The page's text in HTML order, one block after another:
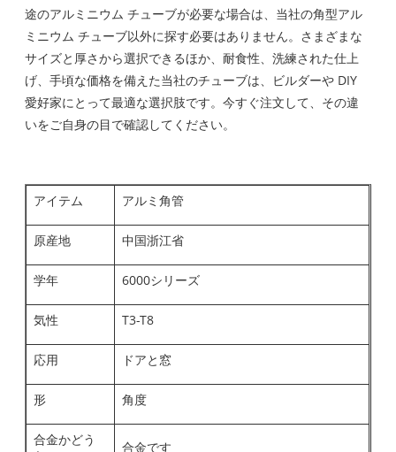
途のアルミニウム チューブが必要な場合は、当社の角型アル
ミニウム チューブ以外に探す必要はありません。さまざまな
サイズと厚さから選択できるほか、耐食性、洗練された仕上
げ、手頃な価格を備えた当社のチューブは、ビルダーや DIY
愛好家にとって最適な選択肢です。今すぐ注文して、その違
いをご自身の目で確認してください。
アイテム アルミ角管
原産地 中国浙江省
学年 6000シリーズ
気性 T3-T8
応用 ドアと窓
形 角度
合金かどう
合金です